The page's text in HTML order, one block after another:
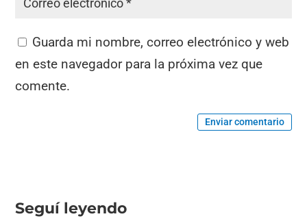
Guarda mi nombre, correo electrónico y web
en este navegador para la próxima vez que
comente.
Enviar comentario
Seguí leyendo